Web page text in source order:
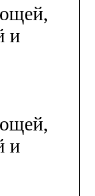
и
и